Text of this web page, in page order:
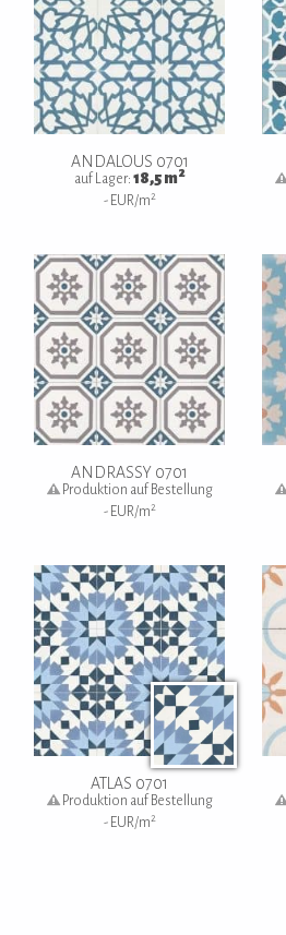
ANDALOUS 0701
auf Lager: 18,5m2
- EUR/m 2
ANDRASSY 0701
Produktion auf Bestellung
- EUR/m 2
ATLAS 0701
Produktion auf Bestellung
- EUR/m 2